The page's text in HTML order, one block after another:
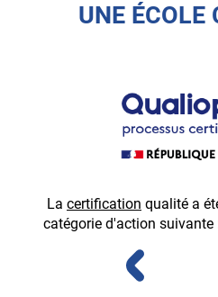
UNE ÉCOLE
La certification qualité a
catégorie d'action